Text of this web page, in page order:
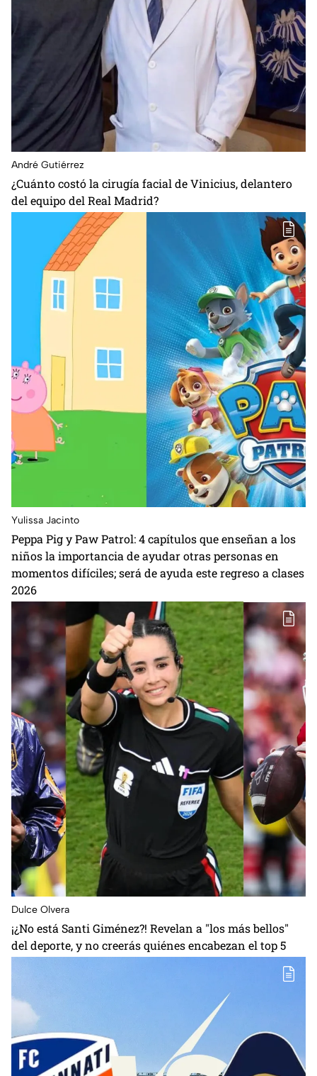
André Gutiérrez
¿Cuánto costó la cirugía facial de Vinicius, delantero
del equipo del Real Madrid?
Yulissa Jacinto
Peppa Pig y Paw Patrol: 4 capítulos que enseñan a los
niños la importancia de ayudar otras personas en
momentos difíciles; será de ayuda este regreso a clases
2026
Dulce Olvera
¡¿No está Santi Giménez?! Revelan a "los más bellos"
del deporte, y no creerás quiénes encabezan el top 5